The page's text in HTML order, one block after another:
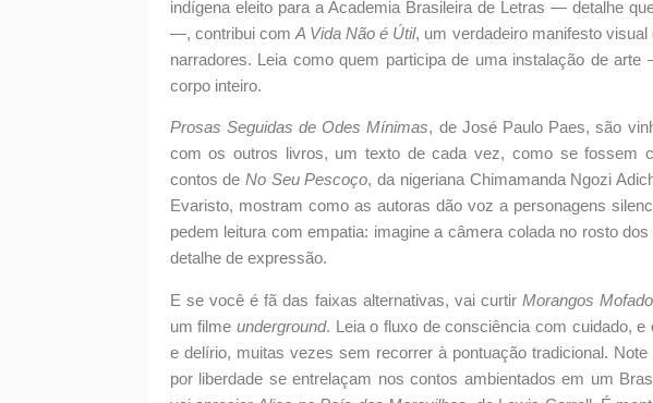
indígena eleito para a Academia Brasileira de Letras — detalhe
—, contribui com A Vida Não é Útil, um verdadeiro manifesto
narradores. Leia como quem participa de uma instalação de
corpo inteiro.
Prosas Seguidas de Odes Mínimas, de José Paulo Paes, são
com os outros livros, um texto de cada vez, como se fossem
contos de No Seu Pescoço, da nigeriana Chimamanda Ngozi
Evaristo, mostram como as autoras dão voz a personagens
pedem leitura com empatia: imagine a câmera colada no rosto
detalhe de expressão.
E se você é fã das faixas alternativas, vai curtirMorangos
um filme underground. Leia o fluxo de consciência com cuidado,
e delírio, muitas vezes sem recorrer à pontuação tradicional.
por liberdade se entrelaçam nos contos ambientados em um